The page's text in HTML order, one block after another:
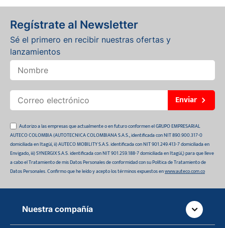
Regístrate al Newsletter
Sé el primero en recibir nuestras ofertas y
lanzamientos
Enviar
Autorizo a las empresas que actualmente o en futuro conformen el GRUPO EMPRESARIAL
AUTECO COLOMBIA (AUTOTECNICA COLOMBIANA S.A.S., identificada con NIT 890.900.317-0
domiciliada en Itagüí, ii) AUTECO MOBILITY S.A.S. identificada con NIT 901.249.413-7 domiciliada en
Envigado, iii) SYNERGIX S.A.S. identificada con NIT 901.259.188-7 domiciliada en Itagüí,) para que lleve
a cabo el Tratamiento de mis Datos Personales de conformidad con su Política de Tratamiento de
Datos Personales. Confirmo que he leído y acepto los términos expuestos enwww.auteco.com.co
Nuestra compañía